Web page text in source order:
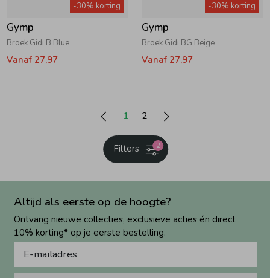
-30% korting
Gymp
Broek Gidi B Blue
Vanaf 27,97
-30% korting
Gymp
Broek Gidi BG Beige
Vanaf 27,97
1 2
2
Filters
Altijd als eerste op de hoogte?
Ontvang nieuwe collecties, exclusieve acties én direct
10% korting* op je eerste bestelling.